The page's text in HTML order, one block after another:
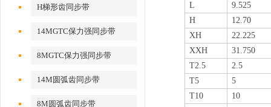
H梯形齿同步带
14MGTC保力强同步带
8MGTC保力强同步带
14M圆弧齿同步带
8M圆弧齿同步带
L
9.525
H
12.70
XH
22.225
XXH
31.750
T2.5
2.5
T5
5
T10
10